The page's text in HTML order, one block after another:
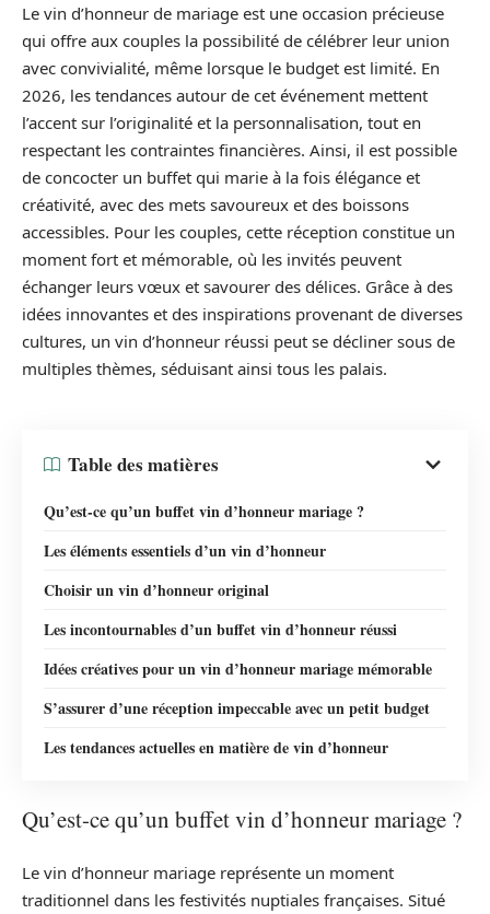
Le vin d’honneur de mariage est une occasion précieuse
qui offre aux couples la possibilité de célébrer leur union
avec convivialité, même lorsque le budget est limité. En
2026, les tendances autour de cet événement mettent
l’accent sur l’originalité et la personnalisation, tout en
respectant les contraintes financières. Ainsi, il est possible
de concocter un buffet qui marie à la fois élégance et
créativité, avec des mets savoureux et des boissons
accessibles. Pour les couples, cette réception constitue un
moment fort et mémorable, où les invités peuvent
échanger leurs vœux et savourer des délices. Grâce à des
idées innovantes et des inspirations provenant de diverses
cultures, un vin d’honneur réussi peut se décliner sous de
multiples thèmes, séduisant ainsi tous les palais.
Table des matières
Qu’est-ce qu’un buffet vin d’honneur mariage ?
Les éléments essentiels d’un vin d’honneur
Choisir un vin d’honneur original
Les incontournables d’un buffet vin d’honneur réussi
Idées créatives pour un vin d’honneur mariage mémorable
S’assurer d’une réception impeccable avec un petit budget
Les tendances actuelles en matière de vin d’honneur
Qu’est-ce qu’un buffet vin d’honneur mariage ?
Le vin d’honneur mariage représente un moment
traditionnel dans les festivités nuptiales françaises. Situé